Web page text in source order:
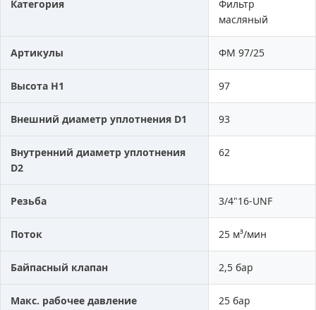
Категория
Фильтр
масляный
Артикулы ФМ 97/25
Высота H1 97
Внешний диаметр уплотнения D1 93
Внутренний диаметр уплотнения
D2
62
Резьба 3/4"16-UNF
Поток 25 м³/мин
Байпасный клапан 2,5 бар
Макс. рабочее давление 25 бар